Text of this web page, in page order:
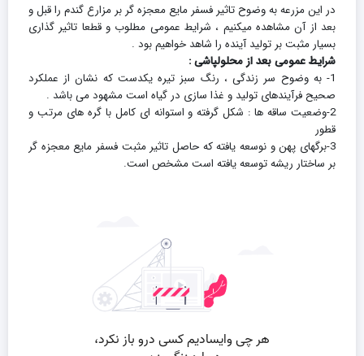
در این مزرعه به وضوح تاثیر فسفر مایع معجزه گر بر مزارع گندم را قبل و
بعد از آن مشاهده میکنیم ، شرایط عمومی مطلوب و قطعا تاثیر گذاری
بسیار مثبت بر تولید آینده را شاهد خواهیم بود .
شرایط عمومی بعد از محلولپاشی :
1- به وضوح سر زندگی ، رنگ سبز تیره یکدست که نشان از عملکرد
صحیح فرآیندهای تولید و غذا سازی در گیاه است مشهود می باشد .
2-وضعیت ساقه ها : شکل گرفته و استوانه ای کامل با گره های مرتب و
قطور
3-برگهای پهن و نوسعه یافته که حاصل تاثیر مثبت فسفر مایع معجزه گر
بر ساختار ریشه توسعه یافته است مشخص است.